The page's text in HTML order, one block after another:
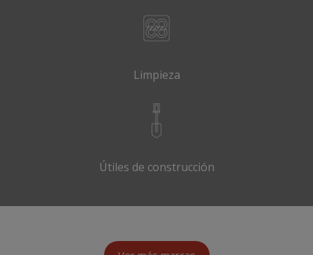
Limpieza
Útiles de construcción